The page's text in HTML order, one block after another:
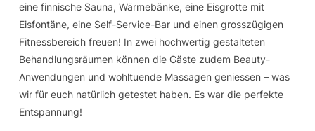
eine finnische Sauna, Wärmebänke, eine Eisgrotte mit
Eisfontäne, eine Self-Service-Bar und einen grosszügigen
Fitnessbereich freuen! In zwei hochwertig gestalteten
Behandlungsräumen können die Gäste zudem Beauty-
Anwendungen und wohltuende Massagen geniessen – was
wir für euch natürlich getestet haben. Es war die perfekte
Entspannung!